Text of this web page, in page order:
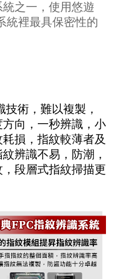
之一，使用悠遊
統裡最具保密性的
術，難以複製，
向，一秒辨識，小
損，指紋較薄者及
辨識不易，防潮，
段層式指紋掃描更